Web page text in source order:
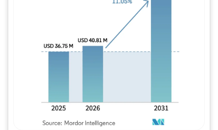
Image © Mordor Intelligence. La